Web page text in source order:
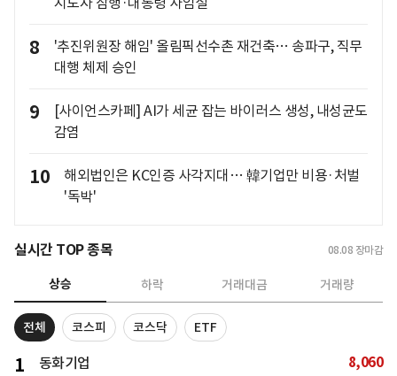
8
'추진위원장 해임' 올림픽선수촌 재건축… 송파구, 직무
대행 체제 승인
9
[사이언스카페] AI가 세균 잡는 바이러스 생성, 내성균도
감염
10
해외법인은 KC인증 사각지대… 韓기업만 비용·처벌
'독박'
실시간 TOP 종목 08.08 장마감
상승 하락 거래대금 거래량
전체 코스피 코스닥 ETF
1 동화기업 8,060